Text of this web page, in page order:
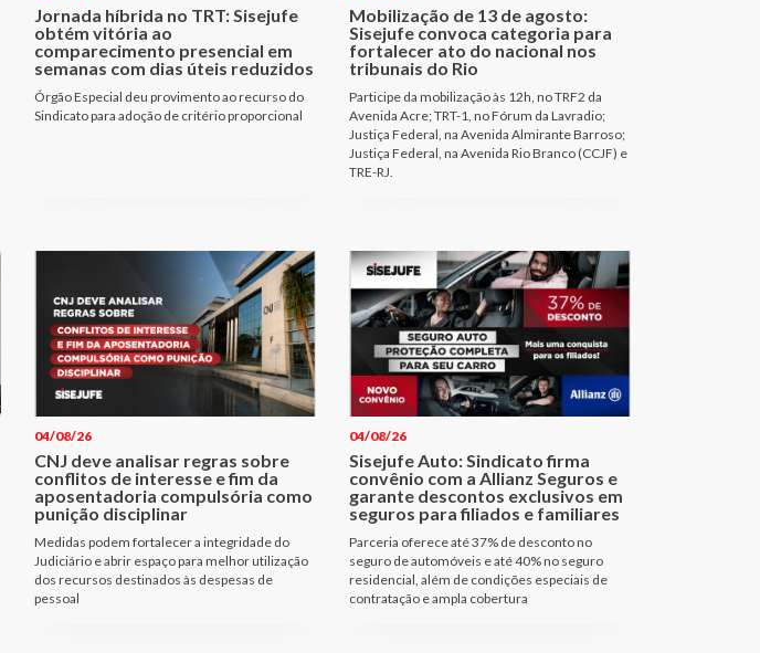
Jornada híbrida no TRT: Sisejufe
obtém vitória ao
comparecimento presencial em
semanas com dias úteis reduzidos
Órgão Especial deu provimento ao recurso do
Sindicato para adoção de critério proporcional
Mobilização de 13 de agosto:
Sisejufe convoca categoria para
fortalecer ato do nacional nos
tribunais do Rio
Participe da mobilização às 12h, no TRF2 da
Avenida Acre; TRT-1, no Fórum da Lavradio;
Justiça Federal, na Avenida Almirante Barroso;
Justiça Federal, na Avenida Rio Branco (CCJF) e
TRE-RJ.
04/08/26
CNJ deve analisar regras sobre
conflitos de interesse e fim da
aposentadoria compulsória como
punição disciplinar
Medidas podem fortalecer a integridade do
Judiciário e abrir espaço para melhor utilização
dos recursos destinados às despesas de
pessoal
04/08/26
Sisejufe Auto: Sindicato firma
convênio com a Allianz Seguros e
garante descontos exclusivos em
seguros para filiados e familiares
Parceria oferece até 37% de desconto no
seguro de automóveis e até 40% no seguro
residencial, além de condições especiais de
contratação e ampla cobertura